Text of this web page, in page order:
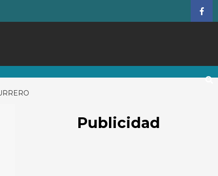
Publicidad